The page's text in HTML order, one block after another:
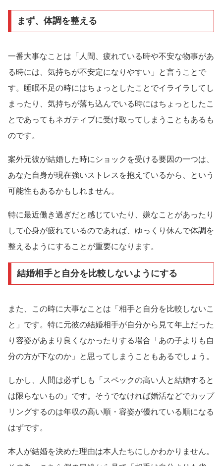
まず、体調を整える
一番大事なことは「人間、疲れている時や不安な物事があ
る時には、気持ちが不安定になりやすい」と言うことで
す。睡眠不足の時にはちょっとしたことでイライラしてし
まったり、気持ちが落ち込んでいる時にはちょっとしたこ
とであってもネガティブに受け取ってしまうこともあるも
のです。
案外元彼が結婚した時にショックを受ける要因の一つは、
あなた自身が現在強いストレスを抱えているから、という
可能性もあるかもしれません。
特に最近働き過ぎだと感じていたり、嫌なことがあったり
して心身が疲れているのであれば、ゆっくり休んで体調を
整えるようにすることが重要になります。
結婚相手と自分を比較しないようにする
また、この時に大事なことは「相手と自分を比較しないこ
と」です。特に元彼の結婚相手が自分から見て年上だった
り容姿があまり良くなかったりする場合「あの子よりも自
分の方が下なのか」と思ってしまうこともあるでしょう。
しかし、人間は必ずしも「スペックの高い人と結婚すると
は限らないもの」です。そうでなければ婚活などでカップ
リングするのは年収の高い順・容姿が優れている順になる
はずです。
本人が結婚を決めた理由は本人たちにしかわかりません。